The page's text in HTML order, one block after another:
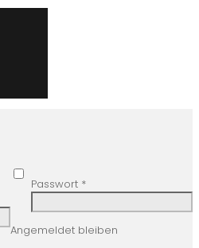
Passwort *
Angemeldet bleiben